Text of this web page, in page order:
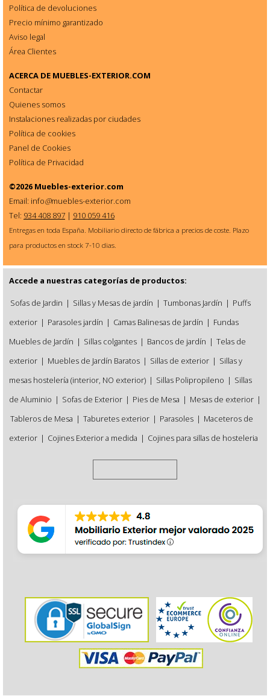
Política de devoluciones
Precio mínimo garantizado
Aviso legal
Área Clientes
ACERCA DE MUEBLES-EXTERIOR.COM
Contactar
Quienes somos
Instalaciones realizadas por ciudades
Política de cookies
Panel de Cookies
Política de Privacidad
©2026 Muebles-exterior.com
Email: info@muebles-exterior.com
Tel: 934 408 897 | 910 059 416
Entregas en toda España. Mobiliario directo de fábrica a precios de coste. Plazo
para productos en stock 7-10 dias.
Accede a nuestras categorías de productos:
Sofas de Jardin | Sillas y Mesas de jardín | Tumbonas Jardín | Puffs
exterior | Parasoles jardín | Camas Balinesas de Jardín | Fundas
Muebles de Jardín | Sillas colgantes | Bancos de jardín | Telas de
exterior | Muebles de Jardín Baratos | Sillas de exterior | Sillas y
mesas hostelería (interior, NO exterior) | Sillas Polipropileno | Sillas
de Aluminio | Sofas de Exterior | Pies de Mesa | Mesas de exterior |
Tableros de Mesa | Taburetes exterior | Parasoles | Maceteros de
exterior | Cojines Exterior a medida | Cojines para sillas de hosteleria